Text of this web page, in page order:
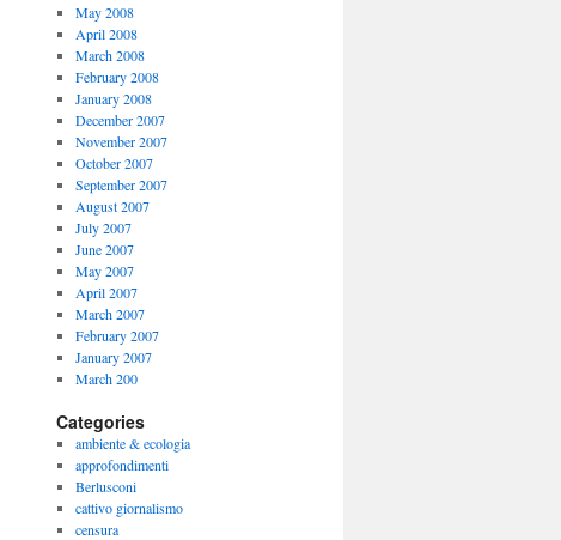
May 2008
April 2008
March 2008
February 2008
January 2008
December 2007
November 2007
October 2007
September 2007
August 2007
July 2007
June 2007
May 2007
April 2007
March 2007
February 2007
January 2007
March 200
Categories
ambiente & ecologia
approfondimenti
Berlusconi
cattivo giornalismo
censura